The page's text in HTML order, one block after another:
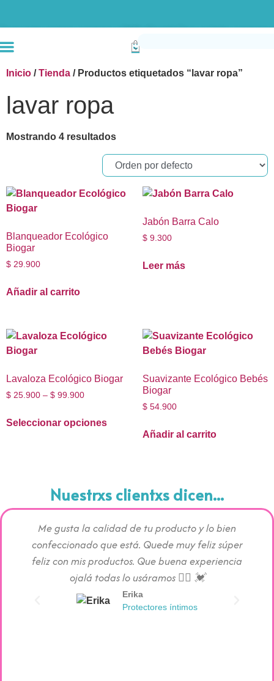
Inicio /Tienda / Productos etiquetados “lavar ropa”
lavar ropa
Mostrando 4 resultados
Blanqueador Ecológico
Biogar
$ 29.900
Añadir al carrito
Jabón Barra Calo
$9.300
Leer más
Lavaloza Ecológico Biogar
$ 25.900 – $ 99.900
Seleccionar opciones
Suavizante Ecológico Bebés
Biogar
$54.900
Añadir al carrito
Nuestrxs clientxs dicen...
Me gusta la calidad de tu producto y lo bien
confeccionado que está. Quede muy feliz súper
feliz con mis productos. Que buena experiencia
ojalá todas lo usáramos 👯‍♀️ 💓
Erika
Protectores íntimos